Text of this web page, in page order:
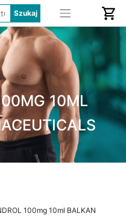
10ML
100mg 10ml BALKAN